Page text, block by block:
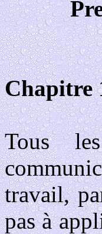
Chapitre
Tous
travail,
pas à